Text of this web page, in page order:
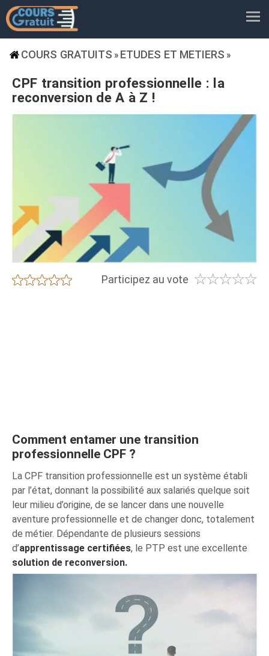
COURS GRATUITS » ETUDES ET METIERS »
CPF transition professionnelle : la
reconversion de A à Z !
Participez au vote ☆☆☆☆☆
★★★★★
Comment entamer une transition
professionnelle CPF ?
La CPF transition professionnelle est un système établi
par l’état, donnant la possibilité aux salariés quelque soit
leur milieu d’origine, de se lancer dans une nouvelle
aventure professionnelle et de changer donc, totalement
de métier. Dépendante de plusieurs sessions
d’apprentissage certifiées, le PTP est une excellente
solution de reconversion.